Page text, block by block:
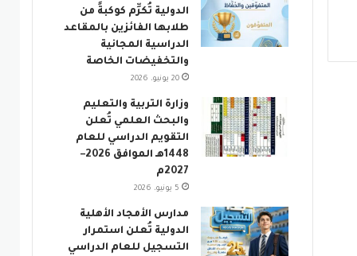
الدولية تُكرِّم كوكبةً من
طلابها الفائزين بالمقاعد
الدراسية المجانية
والتخفيضات الخاصة
20 يونيو، 2026
وزارة التربية والتعليم
والبحث العلمي تُعلن
التقويم الدراسي للعام
1448هـ الموافق 2026–
2027م
5 يونيو، 2026
مدارس الأمجاد الأهلية
الدولية تُعلن استمرار
التسجيل للعام الدراسي